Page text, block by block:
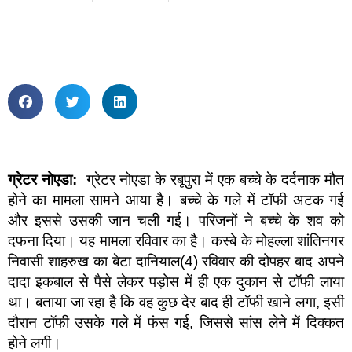
ग्रेटर नोएडा: ग्रेटर नोएडा के रबूपुरा में एक बच्चे के दर्दनाक मौत
होने का मामला सामने आया है। बच्चे के गले में टॉफी अटक गई
और इससे उसकी जान चली गई। परिजनों ने बच्चे के शव को
दफना दिया। यह मामला रविवार का है। कस्बे के मोहल्ला शांतिनगर
निवासी शाहरुख का बेटा दानियाल(4) रविवार की दोपहर बाद अपने
दादा इकबाल से पैसे लेकर पड़ोस में ही एक दुकान से टॉफी लाया
था। बताया जा रहा है कि वह कुछ देर बाद ही टॉफी खाने लगा, इसी
दौरान टॉफी उसके गले में फंस गई, जिससे सांस लेने में दिक्कत
होने लगी।